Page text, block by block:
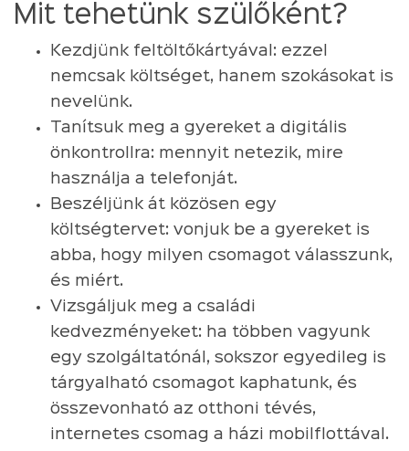
Mit tehetünk szülőként?
Kezdjünk feltöltőkártyával: ezzel
nemcsak költséget, hanem szokásokat is
nevelünk.
Tanítsuk meg a gyereket a digitális
önkontrollra: mennyit netezik, mire
használja a telefonját.
Beszéljünk át közösen egy
költségtervet: vonjuk be a gyereket is
abba, hogy milyen csomagot válasszunk,
és miért.
Vizsgáljuk meg a családi
kedvezményeket: ha többen vagyunk
egy szolgáltatónál, sokszor egyedileg is
tárgyalható csomagot kaphatunk, és
összevonható az otthoni tévés,
internetes csomag a házi mobilflottával.